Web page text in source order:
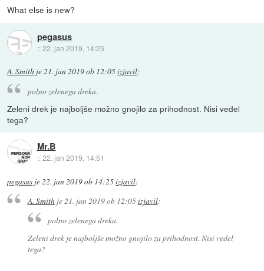
What else is new?
pegasus
::22. jan 2019, 14:25
A. Smith je21. jan 2019 ob 12:05izjavil:
polno zelenega dreka.
Zeleni drek je najboljše možno gnojilo za prihodnost. Nisi vedel
tega?
Mr.B
::22. jan 2019, 14:51
pegasus je22. jan 2019 ob 14:25izjavil:
A. Smithje21. jan 2019 ob 12:05izjavil:
polno zelenega dreka.
Zeleni drek je najboljše možno gnojilo za prihodnost. Nisi vedel
tega?